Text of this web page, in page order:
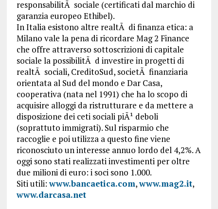
responsabilitÃ sociale (certificati dal marchio di
garanzia europeo Ethibel).
In Italia esistono altre realtÃ di finanza etica: a
Milano vale la pena di ricordare Mag 2 Finance
che offre attraverso sottoscrizioni di capitale
sociale la possibilitÃ d investire in progetti di
realtÃ sociali, CreditoSud, societÃ finanziaria
orientata al Sud del mondo e Dar Casa,
cooperativa (nata nel 1991) che ha lo scopo di
acquisire alloggi da ristrutturare e da mettere a
disposizione dei ceti sociali piÃ¹ deboli
(soprattuto immigrati). Sul risparmio che
raccoglie e poi utilizza a questo fine viene
riconosciuto un interesse annuo lordo del 4,2%. A
oggi sono stati realizzati investimenti per oltre
due milioni di euro: i soci sono 1.000.
Siti utili:www.bancaetica.com,www.mag2.it,
www.darcasa.net